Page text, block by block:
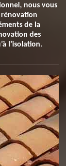
nous vous
de la
des
l’isolation.